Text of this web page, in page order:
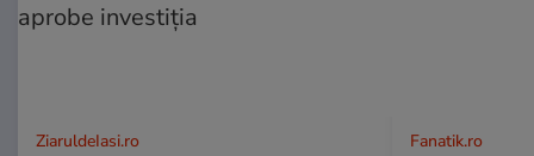
ZiaruldeIasi.ro Fanatik.ro